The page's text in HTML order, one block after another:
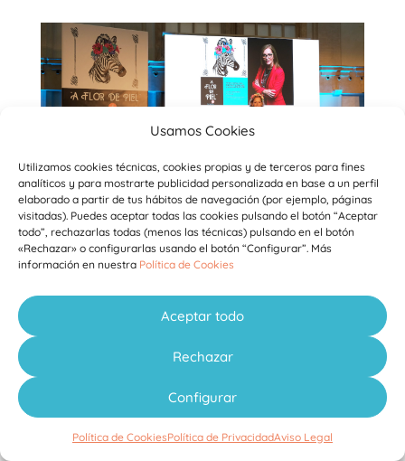
Usamos Cookies
Utilizamos cookies técnicas, cookies propias y de terceros para fines
analíticos y para mostrarte publicidad personalizada en base a un perfil
elaborado a partir de tus hábitos de navegación (por ejemplo, páginas
visitadas). Puedes aceptar todas las cookies pulsando el botón “Aceptar
todo”, rechazarlas todas (menos las técnicas) pulsando en el botón
«Rechazar» o configurarlas usando el botón “Configurar”. Más
información en nuestra Política de Cookies
Aceptar todo
Rechazar
Configurar
Política de CookiesPolítica de PrivacidadAviso Legal
Ver todas las fotos